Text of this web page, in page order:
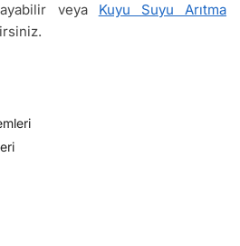
veya Kuyu Suyu Arıtma